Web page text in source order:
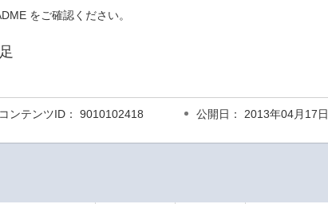
をご確認ください。
コンテンツID： 9010102418 公開日： 2013年04月17日